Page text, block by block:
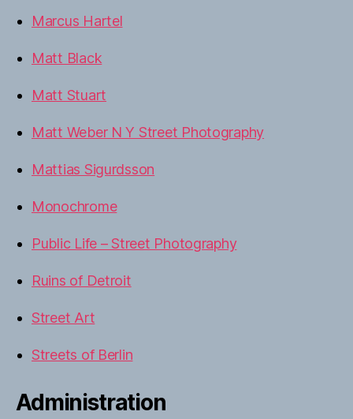
Marcus Hartel
Matt Black
Matt Stuart
Matt Weber N Y Street Photography
Mattias Sigurdsson
Monochrome
Public Life – Street Photography
Ruins of Detroit
Street Art
Streets of Berlin
Administration